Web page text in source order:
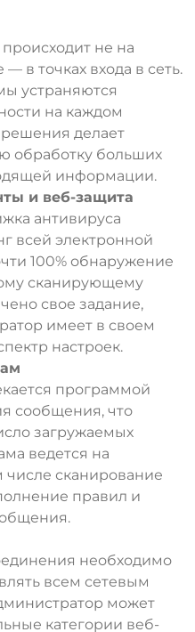
не на
в точках входа в сеть.
устраняются
на каждом
делает
обработку больших
информации.
и веб-защита
антивируса
всей электронной
100% обнаружение
сканирующему
свое задание,
имеет в своем
настроек.
программой
сообщения, что
загружаемых
ведется на
числе сканирование
правил и
необходимо
всем сетевым
может
категории веб-